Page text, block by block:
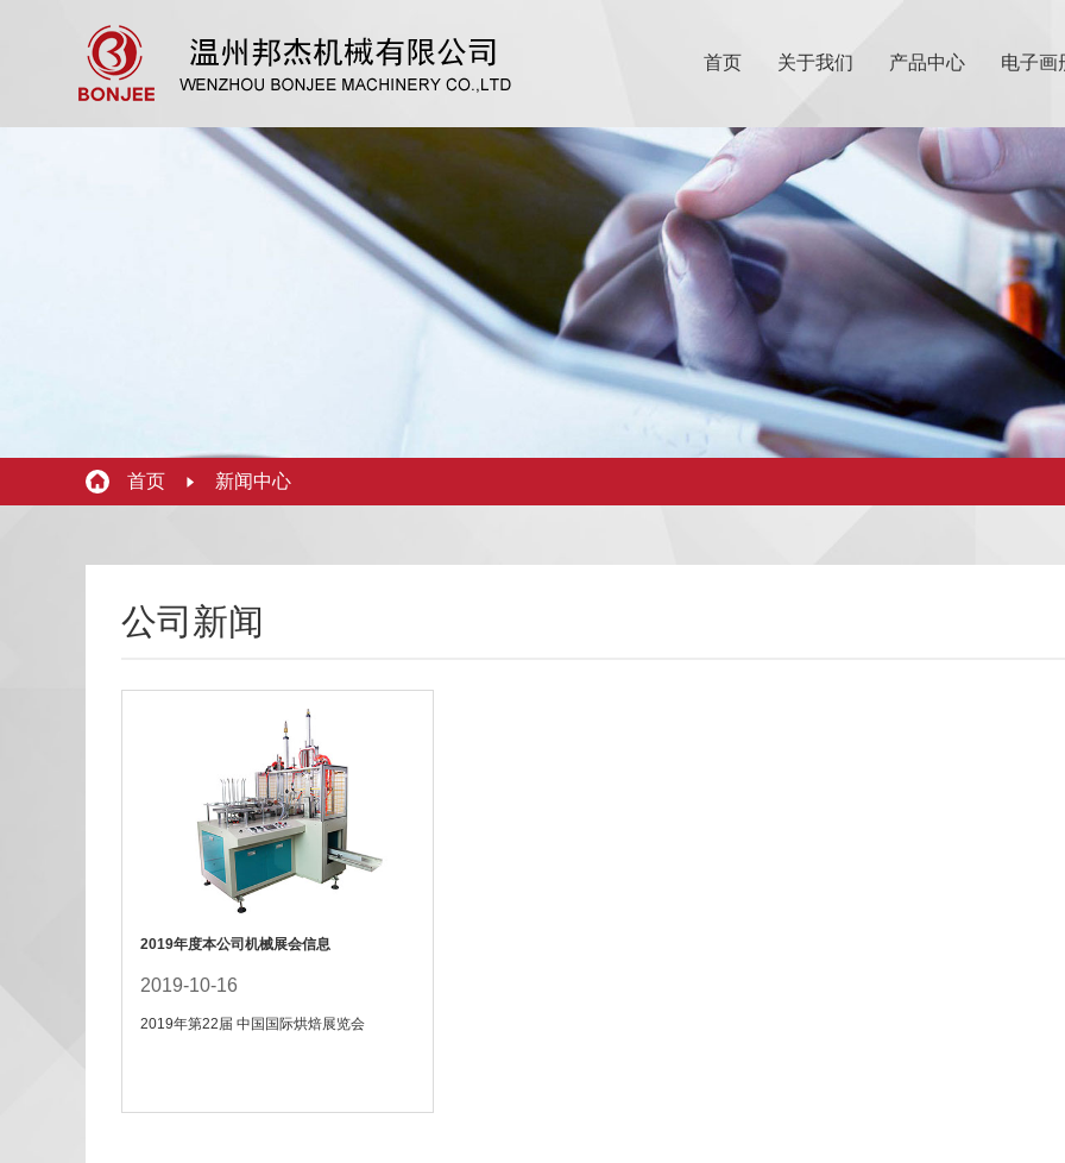
首页 关于我们 产品中心 电子画
 首页  新闻中心
公司新闻
2019年度本公司机械展会信息
2019-10-16
2019年第22届 中国国际烘焙展览会